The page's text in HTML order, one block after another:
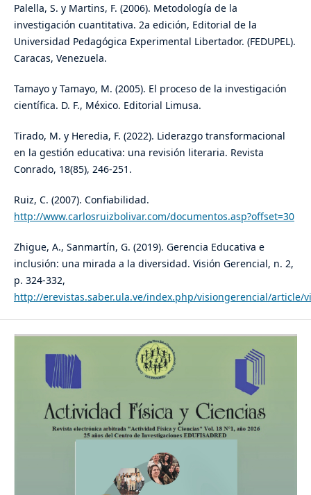
Palella, S. y Martins, F. (2006). Metodología de la
investigación cuantitativa. 2a edición, Editorial de la
Universidad Pedagógica Experimental Libertador. (FEDUPEL).
Caracas, Venezuela.
Tamayo y Tamayo, M. (2005). El proceso de la investigación
científica. D. F., México. Editorial Limusa.
Tirado, M. y Heredia, F. (2022). Liderazgo transformacional
en la gestión educativa: una revisión literaria. Revista
Conrado, 18(85), 246-251.
Ruiz, C. (2007). Confiabilidad.
http://www.carlosruizbolivar.com/documentos.asp?offset=30
Zhigue, A., Sanmartín, G. (2019). Gerencia Educativa e
inclusión: una mirada a la diversidad. Visión Gerencial, n. 2,
p. 324-332,
http://erevistas.saber.ula.ve/index.php/visiongerencial/article/